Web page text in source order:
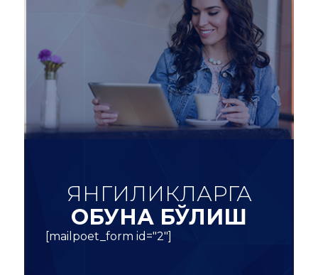
ЯНГИЛИКЛАРГА
ОБУНА БЎЛИШ
[mailpoet_form id="2"]